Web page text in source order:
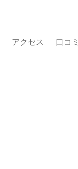
アクセス 口コミ